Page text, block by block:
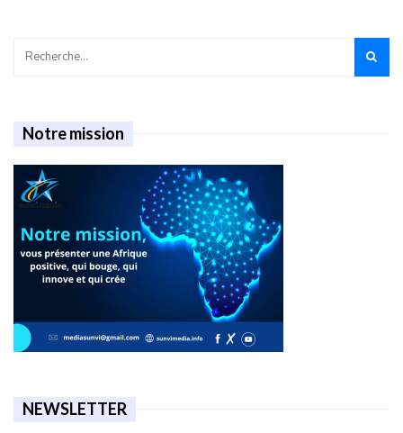
Notre mission
NEWSLETTER